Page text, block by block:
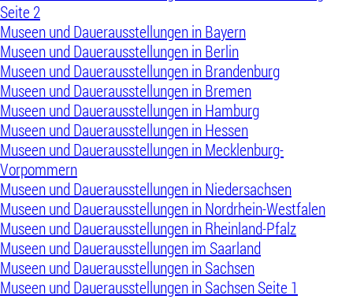
Seite 2
Museen und Dauerausstellungen in Bayern
Museen und Dauerausstellungen in Berlin
Museen und Dauerausstellungen in Brandenburg
Museen und Dauerausstellungen in Bremen
Museen und Dauerausstellungen in Hamburg
Museen und Dauerausstellungen in Hessen
Museen und Dauerausstellungen in Mecklenburg-
Vorpommern
Museen und Dauerausstellungen in Niedersachsen
Museen und Dauerausstellungen in Nordrhein-Westfalen
Museen und Dauerausstellungen in Rheinland-Pfalz
Museen und Dauerausstellungen im Saarland
Museen und Dauerausstellungen in Sachsen
Museen und Dauerausstellungen in Sachsen Seite 1